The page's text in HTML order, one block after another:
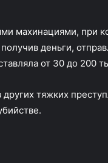
махинациями, при
деньги,
от 30 до 200
тяжких